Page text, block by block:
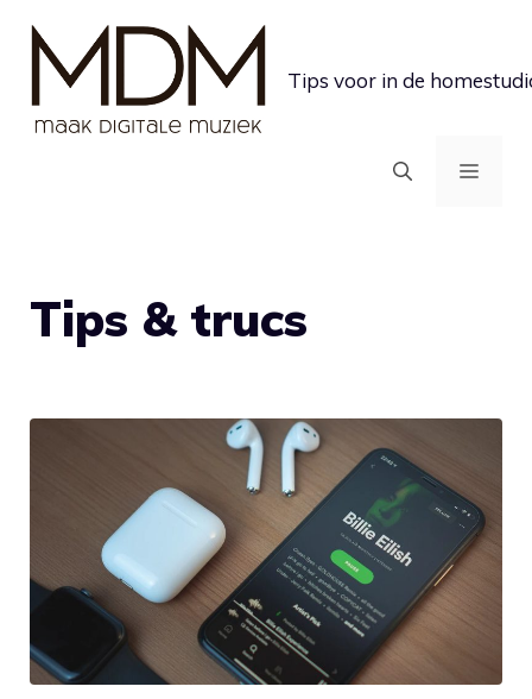
inhoud
Tips voor in de
MENU
Tips & trucs